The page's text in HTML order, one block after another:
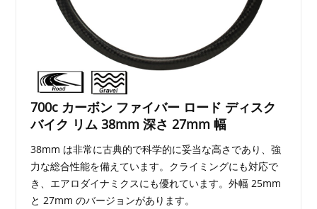
700c カーボン ファイバー ロード ディスク
バイク リム 38mm 深さ 27mm 幅
38mm は非常に古典的で科学的に妥当な高さであり、強
力な総合性能を備えています。クライミングにも対応で
き、エアロダイナミクスにも優れています。外幅 25mm
と 27mm のバージョンがあります。